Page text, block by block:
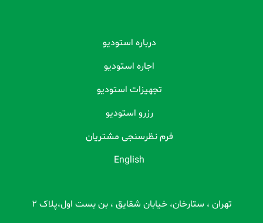
درباره استودیو
اجاره استودیو
تجهیزات استودیو
رزرو استودیو
فرم نظرسنجی مشتریان
English
تهران ، ستارخان، خیابان شقایق ، بن بست اول،پلاک 2